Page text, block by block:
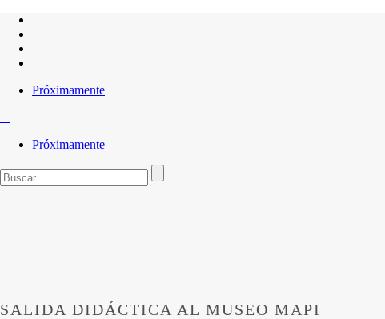
Próximamente
Próximamente
SALIDA DIDÁCTICA AL MUSEO MAPI